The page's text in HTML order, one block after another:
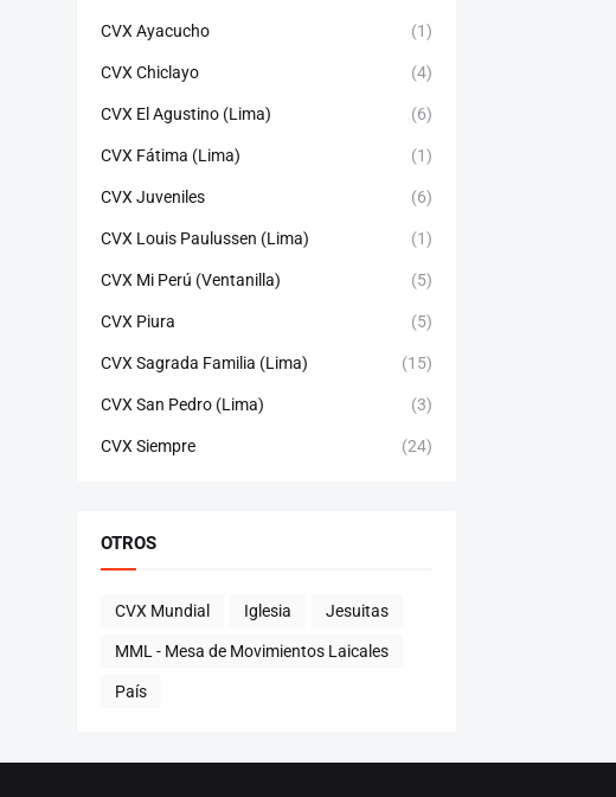
CVX Ayacucho (1)
CVX Chiclayo (4)
CVX El Agustino (Lima) (6)
CVX Fátima (Lima) (1)
CVX Juveniles (6)
CVX Louis Paulussen (Lima) (1)
CVX Mi Perú (Ventanilla) (5)
CVX Piura (5)
CVX Sagrada Familia (Lima) (15)
CVX San Pedro (Lima) (3)
CVX Siempre (24)
OTROS
CVX Mundial Iglesia Jesuitas
MML - Mesa de Movimientos Laicales
País